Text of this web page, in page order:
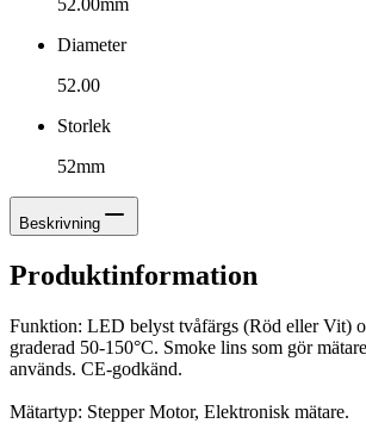
52.00mm
Diameter
52.00
Storlek
52mm
Beskrivning
Produktinformation
Funktion: LED belyst tvåfärgs (Röd eller Vit)
graderad 50-150°C. Smoke lins som gör
används. CE-godkänd.
Mätartyp: Stepper Motor, Elektronisk mätare.